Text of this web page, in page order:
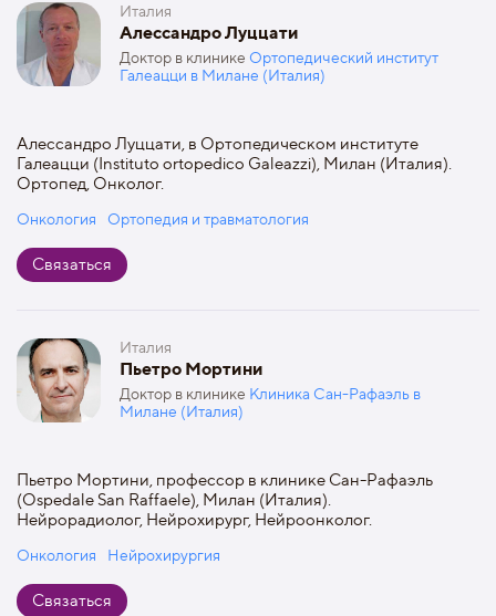
Италия
Алессандро Луццати
Доктор в клинике Ортопедический институт
Галеацци в Милане (Италия)
Алессандро Луццати, в Ортопедическом институте
Галеацци (Instituto ortopedico Galeazzi), Милан (Италия).
Ортопед, Онколог.
Онкология Ортопедия и травматология
Связаться
Италия
Пьетро Мортини
Доктор в клинике Клиника Сан-Рафаэль в
Милане (Италия)
Пьетро Мортини, профессор в клинике Сан-Рафаэль
(Ospedale San Raffaele), Милан (Италия).
Нейрорадиолог, Нейрохирург, Нейроонколог.
Онкология Нейрохирургия
Связаться